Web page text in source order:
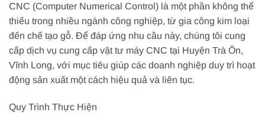
CNC (Computer Numerical Control) là một phần không thể
thiếu trong nhiều ngành công nghiệp, từ gia công kim loại
đến chế tạo gỗ. Để đáp ứng nhu cầu này, chúng tôi cung
cấp dịch vụ cung cấp vật tư máy CNC tại Huyện Trà Ôn,
Vĩnh Long, với mục tiêu giúp các doanh nghiệp duy trì hoạt
động sản xuất một cách hiệu quả và liên tục.
Quy Trình Thực Hiện